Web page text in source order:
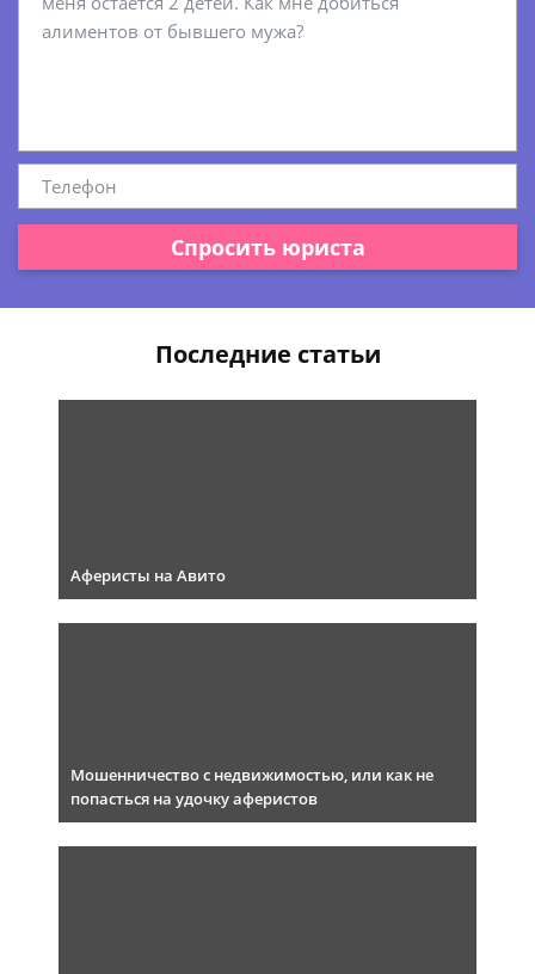
Спросить юриста
Последние статьи
Аферисты на Авито
Мошенничество с недвижимостью, или как не
попасться на удочку аферистов